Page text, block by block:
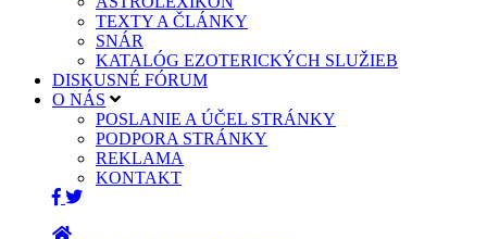
TEXTY A ČLÁNKY
SNÁR
KATALÓG EZOTERICKÝCH SLUŽIEB
DISKUSNÉ FÓRUM
O NÁS
POSLANIE A ÚČEL STRÁNKY
PODPORA STRÁNKY
REKLAMA
KONTAKT